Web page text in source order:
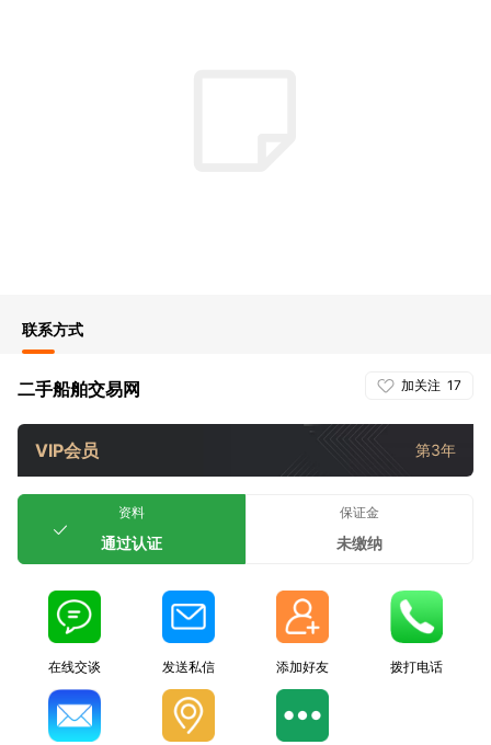
联系方式
加关注 17
二手船舶交易网
VIP会员 第3年
资料
通过认证
保证金
未缴纳
在线交谈 发送私信 添加好友 拨打电话